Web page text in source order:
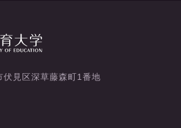
見区深草藤森町1番地